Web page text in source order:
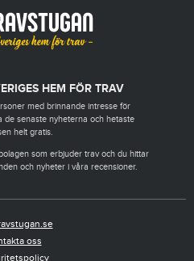
HEM FÖR TRAV
med brinnande intresse för
senaste nyheterna och hetaste
helt gratis.
som erbjuder trav och du hittar
och nyheter i våra recensioner.
oss